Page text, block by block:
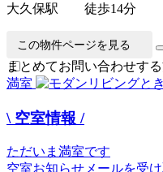
大久保駅 徒歩14分
この物件ページを見る
まとめてお問い合わせす
満室
\ 空室情報 /
ただいま満室です
空室お知らせメールを受